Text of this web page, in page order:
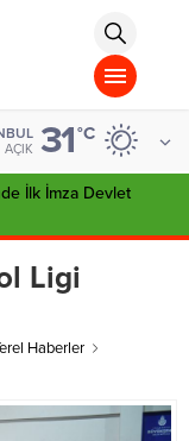
AÇIK 31°C
İlk İmza Devlet
Ligi
Haberler